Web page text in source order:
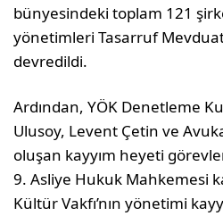
bünyesindeki toplam 121
yönetimleri Tasarruf
devredildi.
Ardından, YÖK Denetleme
Ulusoy, Levent Çetin ve
oluşan kayyım heyeti
9. Asliye Hukuk Mahkemesi
Kültür Vakfı’nın yönetimi